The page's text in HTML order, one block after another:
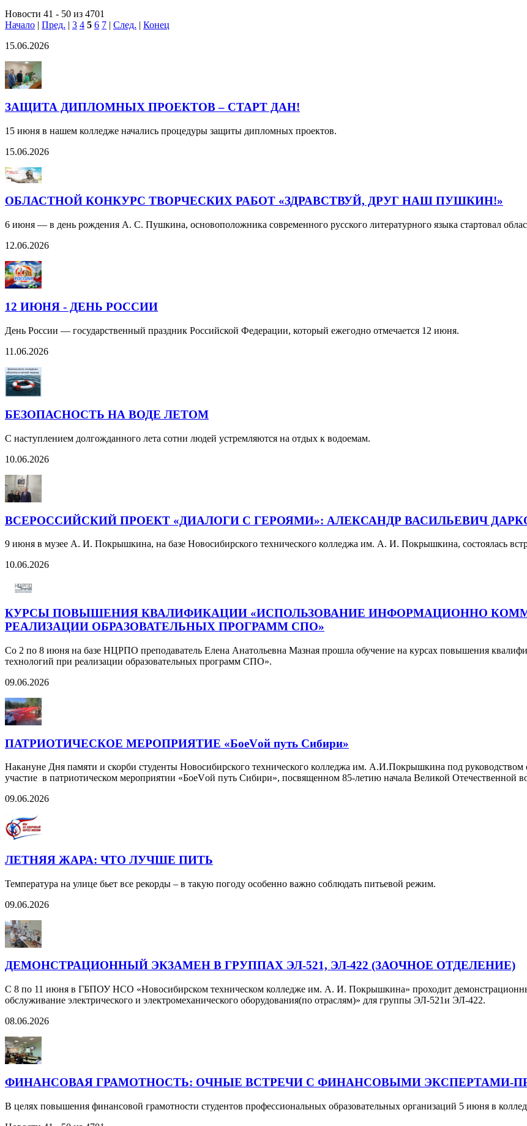
Новости 41 - 50 из 4701
Начало | Пред. | 3 4 5 6 7 | След. | Конец
15.06.2026
ЗАЩИТА ДИПЛОМНЫХ ПРОЕКТОВ – СТАРТ ДАН!
15 июня в нашем колледже начались процедуры защиты дипломных проектов.
15.06.2026
ОБЛАСТНОЙ КОНКУРС ТВОРЧЕСКИХ РАБОТ «ЗДРАВСТВУЙ, ДРУГ НАШ ПУШКИН!»
6 июня — в день рождения А. С. Пушкина, основоположника современного русского литературного языка стартовал
12.06.2026
12 ИЮНЯ - ДЕНЬ РОССИИ
День России — государственный праздник Российской Федерации, который ежегодно отмечается 12 июня.
11.06.2026
БЕЗОПАСНОСТЬ НА ВОДЕ ЛЕТОМ
С наступлением долгожданного лета сотни людей устремляются на отдых к водоемам.
10.06.2026
ВСЕРОССИЙСКИЙ ПРОЕКТ «ДИАЛОГИ С ГЕРОЯМИ»: АЛЕКСАНДР ВАСИЛЬЕВИЧ
9 июня в музее А. И. Покрышкина, на базе Новосибирского технического колледжа им. А. И. Покрышкина, состоялась
10.06.2026
КУРСЫ ПОВЫШЕНИЯ КВАЛИФИКАЦИИ «ИСПОЛЬЗОВАНИЕ ИНФОРМАЦИОННО
РЕАЛИЗАЦИИ ОБРАЗОВАТЕЛЬНЫХ ПРОГРАММ СПО»
Со 2 по 8 июня на базе НЦРПО преподаватель Елена Анатольевна Мазная прошла обучение на курсах повышения
технологий при реализации образовательных программ СПО».
09.06.2026
ПАТРИОТИЧЕСКОЕ МЕРОПРИЯТИЕ «БоеVой путь Сибири»
Накануне Дня памяти и скорби студенты Новосибирского технического колледжа им. А.И.Покрышкина под
участие в патриотическом мероприятии «БоеVой путь Сибири», посвященном 85-летию начала Великой Отечественной
09.06.2026
ЛЕТНЯЯ ЖАРА: ЧТО ЛУЧШЕ ПИТЬ
Температура на улице бьет все рекорды – в такую погоду особенно важно соблюдать питьевой режим.
09.06.2026
ДЕМОНСТРАЦИОННЫЙ ЭКЗАМЕН В ГРУППАХ ЭЛ-521, ЭЛ-422 (ЗАОЧНОЕ ОТДЕЛЕНИЕ)
С 8 по 11 июня в ГБПОУ НСО «Новосибирском техническом колледже им. А. И. Покрышкина» проходит
обслуживание электрического и электромеханического оборудования(по отраслям)» для группы ЭЛ-521и ЭЛ-422.
08.06.2026
ФИНАНСОВАЯ ГРАМОТНОСТЬ: ОЧНЫЕ ВСТРЕЧИ С ФИНАНСОВЫМИ ЭКСПЕРТАМИ-
В целях повышения финансовой грамотности студентов профессиональных образовательных организаций 5 июня в